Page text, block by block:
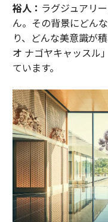
裕人： ラグジュアリ
ん。その背景にどん
り、どんな美意識が
オ ナゴヤキャッスル
ています。